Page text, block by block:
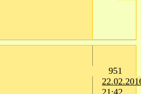
951
21:42